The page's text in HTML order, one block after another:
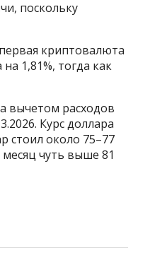
поскольку
криптовалюта
1,81%, тогда как
вычетом расходов
Курс доллара
стоил около 75–77
чуть выше 81